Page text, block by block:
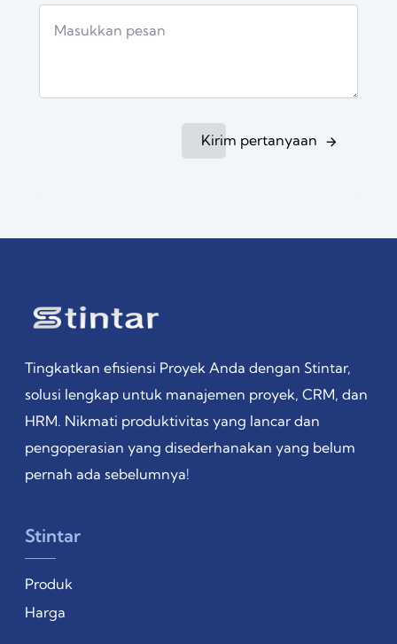
Kirim pertanyaan
Tingkatkan efisiensi Proyek Anda dengan Stintar,
solusi lengkap untuk manajemen proyek, CRM, dan
HRM. Nikmati produktivitas yang lancar dan
pengoperasian yang disederhanakan yang belum
pernah ada sebelumnya!
Stintar
Produk
Harga